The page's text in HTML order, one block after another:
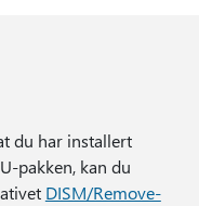
du har installert
pakken, kan du
DISM/Remove-